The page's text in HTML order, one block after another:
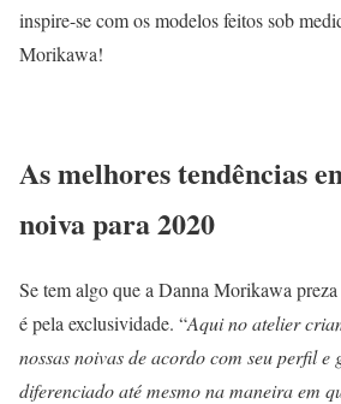
inspire-se com os modelos feitos sob
Morikawa!
As melhores tendências
noiva para 2020
Se tem algo que a Danna Morikawa
é pela exclusividade. “Aqui no atelier
nossas noivas de acordo com seu perfil e
diferenciado até mesmo na maneira em